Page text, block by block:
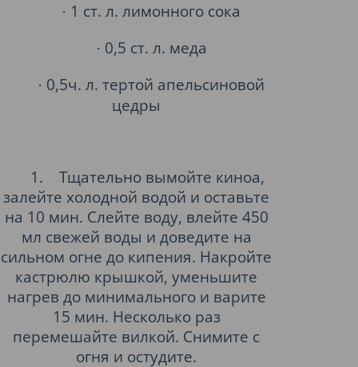
· 1 ст. л. лимонного сока
· 0,5 ст. л. меда
· 0,5ч. л. тертой апельсиновой
цедры
1.
Тщательно вымойте киноа,
залейте холодной водой и оставьте
на 10 мин. Слейте воду, влейте 450
мл свежей воды и доведите на
сильном огне до кипения. Накройте
кастрюлю крышкой, уменьшите
нагрев до минимального и варите
15 мин. Несколько раз
перемешайте вилкой. Снимите с
огня и остудите.